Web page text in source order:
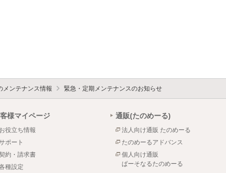
メンテナンス情報 緊急・定期メンテナンスのお知らせ
様マイページ
お役立ち情報
ポート
約・請求書
種設定
通販(たのめーる)
法人向け通販 たのめーる
たのめーるアドバンス
個人向け通販
ぱーそなるたのめーる